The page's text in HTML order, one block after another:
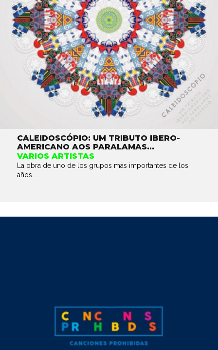
CALEIDOSCÓPIO: UM TRIBUTO IBERO-
AMERICANO AOS PARALAMAS...
VARIOS ARTISTAS
La obra de uno de los grupos más importantes de los
años...